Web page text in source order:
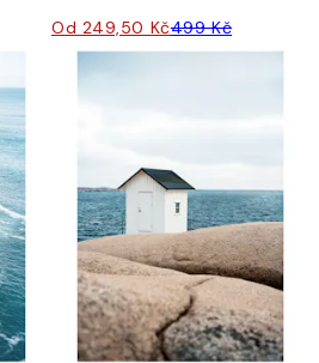
Od 249,50 Kč499 Kč